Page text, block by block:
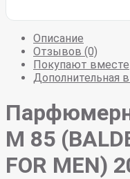
Описание
Отзывов (0)
Покупают вместе
Дополнительная
M 85
FOR MEN)